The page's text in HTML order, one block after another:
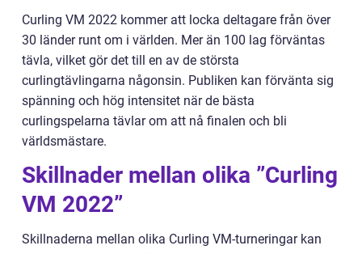
Curling VM 2022 kommer att locka deltagare från över
30 länder runt om i världen. Mer än 100 lag förväntas
tävla, vilket gör det till en av de största
curlingtävlingarna någonsin. Publiken kan förvänta sig
spänning och hög intensitet när de bästa
curlingspelarna tävlar om att nå finalen och bli
världsmästare.
Skillnader mellan olika ”Curling
VM 2022”
Skillnaderna mellan olika Curling VM-turneringar kan